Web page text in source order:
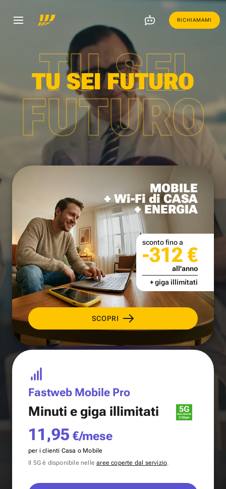
RICHIAMAMI
TU SEI
FUTURO
TU SEI FUTURO
MOBILE
+ Wi-Fi di CASA
+ ENERGIA
SCOPRI
sconto fino a
-312 €
all'anno
+ giga illimitati
Fastweb Mobile Pro
Minuti e giga illimitati
11,95 €/mese
per i clienti Casa o Mobile
Il 5G è disponibile nellearee coperte dal servizio.